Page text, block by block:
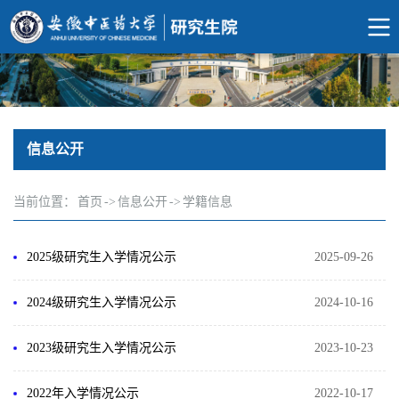
信息公开
当前位置： 首页 -> 信息公开-> 学籍信息
2025-09-26
2025级研究生入学情况公示
2024-10-16
2024级研究生入学情况公示
2023-10-23
2023级研究生入学情况公示
2022-10-17
2022年入学情况公示